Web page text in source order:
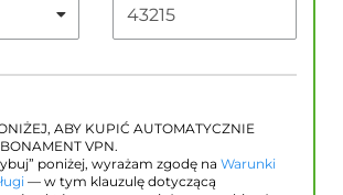
ABY KUPIĆ AUTOMATYCZNIE
VPN.
poniżej, wyrażam zgodę na Warunki
— w tym klauzulę dotyczącą